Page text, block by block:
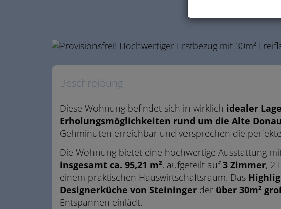
Beschreibung
Diese Wohnung befindet sich in wirklich idealer
Erholungsmöglichkeiten rund um die Alte
Gehminuten erreichbar und versprechen die
Die Wohnung bietet eine hochwertige Ausstattung
insgesamt ca. 95,21 m², aufgeteilt auf3 Zimmer, 2
einem praktischen Hauswirtschaftsraum. Das
Designerküche von Steininger der über 30m²
Entspannen einlädt.